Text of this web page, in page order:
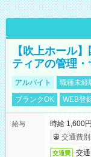
【吹上ホール
ティアの管理
アルバイト 職種未経
ブランクOK
WEB登
給与
時給 1,600円
交通費
交通費 交